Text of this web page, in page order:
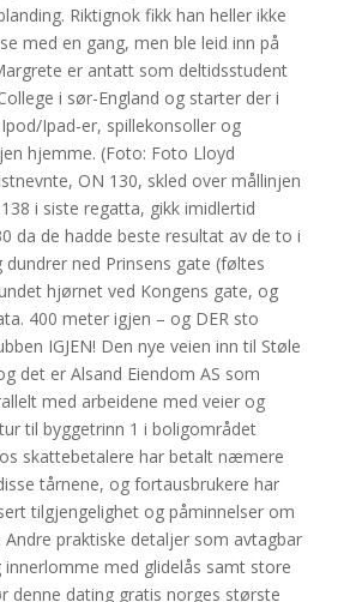
Riktignok fikk han heller ikke
med en gang, men ble leid inn på
er antatt som deltidsstudent
i sør-England og starter der i
Ipad-er, spillekonsoller og
hjemme. (Foto: Foto Lloyd
ON 130, skled over mållinjen
i siste regatta, gikk imidlertid
da de hadde beste resultat av de to i
dundrer ned Prinsens gate (føltes
hjørnet ved Kongens gate, og
400 meter igjen – og DER sto
IGJEN! Den nye veien inn til Støle
det er Alsand Eiendom AS som
med arbeidene med veier og
til byggetrinn 1 i boligområdet
skattebetalere har betalt næmere
tårnene, og fortausbrukere har
tilgjengelighet og påminnelser om
Andre praktiske detaljer som avtagbar
med glidelås samt store
denne dating gratis norges største